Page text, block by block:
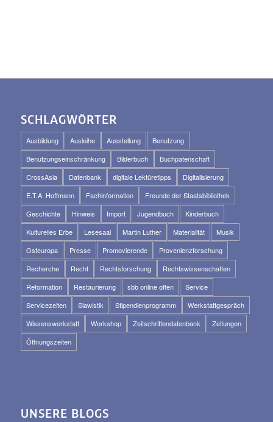
SCHLAGWÖRTER
Ausbildung Ausleihe Ausstellung
Benutzung
Benutzungseinschränkung
Bilderbuch
Buchpatenschaft
CrossAsia
Datenbank digitale Lektüretipps
Digitalisierung
E.T.A. Hoffmann
Fachinformation
Freunde der Staatsbibliothek
Geschichte
Hinweis Import Jugendbuch
Kinderbuch
Kulturelles Erbe
Lesesaal Martin Luther Materialität
Musik
Osteuropa
Presse Promovierende
Provenienzforschung
Recherche
Recht Rechtsforschung
Rechtswissenschaften
Reformation
Restaurierung sbb online offen
Service
Servicezeiten
Slawistik Stipendienprogramm
Werkstattgespräch
Wissenswerkstatt
Workshop Zeitschriftendatenbank
Zeitungen
Öffnungszeiten
UNSERE BLOGS